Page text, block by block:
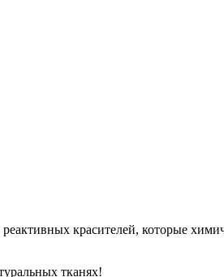
красителей, которые
тканях!